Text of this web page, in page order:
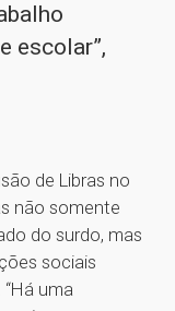
escolar”,
de Libras no
não somente
do surdo, mas
sociais
uma